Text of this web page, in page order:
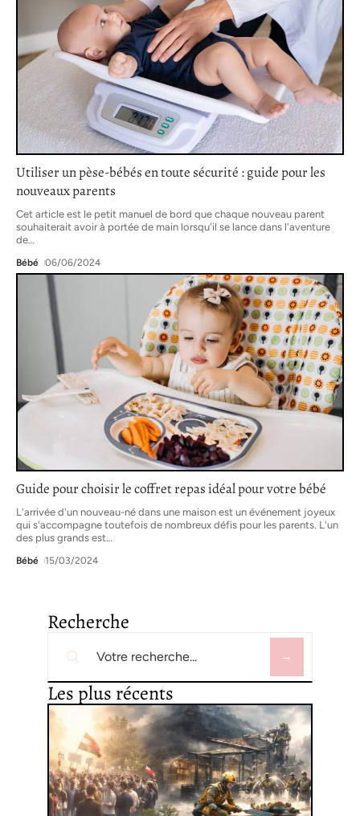
Utiliser un pèse-bébés en toute sécurité : guide pour les
nouveaux parents
Cet article est le petit manuel de bord que chaque nouveau parent
souhaiterait avoir à portée de main lorsqu'il se lance dans l'aventure
de…
Bébé 06/06/2024
Guide pour choisir le coffret repas idéal pour votre bébé
L'arrivée d'un nouveau-né dans une maison est un événement joyeux
qui s'accompagne toutefois de nombreux défis pour les parents. L'un
des plus grands est
Bébé 15/03/2024
Recherche
Les plus récents